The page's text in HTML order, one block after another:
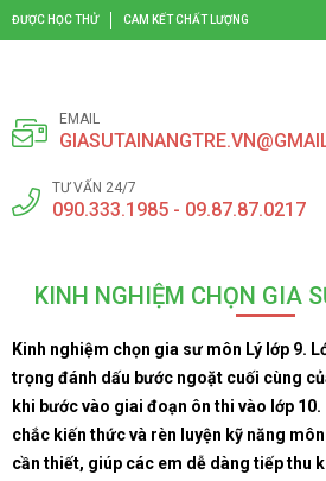
ĐƯỢC HỌC THỬ CAM KẾT CHẤT LƯỢNG
EMAIL
TƯ VẤN 24/7
090.333.1985 - 09.87.87.0217
KINH NGHIỆM CHỌN GIA
Kinh nghiệm chọn gia sư môn Lý lớp 9.
trọng đánh dấu bước ngoặt cuối cùng
khi bước vào giai đoạn ôn thi vào lớp 10.
chắc kiến thức và rèn luyện kỹ năng
cần thiết, giúp các em dễ dàng tiếp thu